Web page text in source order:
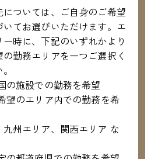
については、ご自身のご希望
いてお選びいただけます。エ
ー時に、下記のいずれかより
の勤務エリアを一つご選択く
施設での勤務を希望
のエリア内での勤務を希
州エリア、関西エリア な